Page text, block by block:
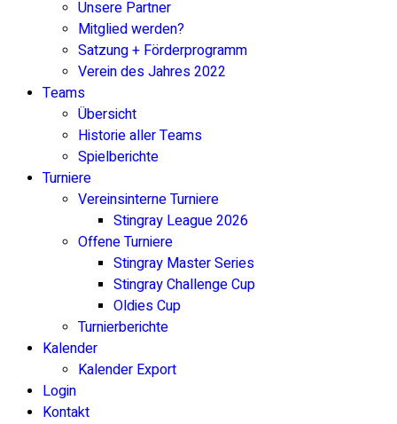
Unsere Partner
Mitglied werden?
Satzung + Förderprogramm
Verein des Jahres 2022
Teams
Übersicht
Historie aller Teams
Spielberichte
Turniere
Vereinsinterne Turniere
Stingray League 2026
Offene Turniere
Stingray Master Series
Stingray Challenge Cup
Oldies Cup
Turnierberichte
Kalender
Kalender Export
Login
Kontakt